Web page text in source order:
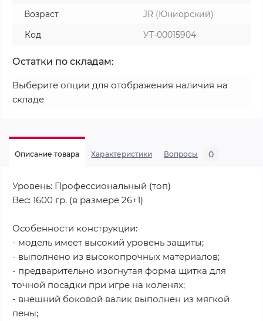
Возраст
JR (Юниорский)
Код
УТ-00015904
Остатки по складам:
Выберите опции для отображения наличия на
складе
Описание товара Характеристики Вопросы 0
Уровень: Профессиональный (топ)
Вес: 1600 гр. (в размере 26+1)
Особенности конструкции:
- модель имеет высокий уровень защиты;
- выполнено из высокопрочных материалов;
- предварительно изогнутая форма щитка для
точной посадки при игре на коленях;
- внешний боковой валик выполнен из мягкой
пены;